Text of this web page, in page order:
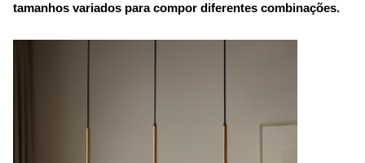
tamanhos variados para compor diferentes combinações.